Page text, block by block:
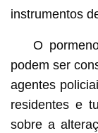
instrumentos
O
podem ser
agentes
residentes e
sobre a